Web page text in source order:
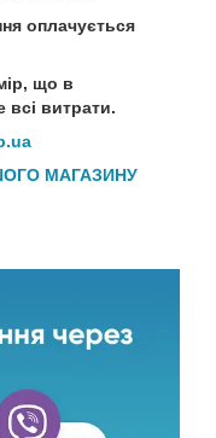
оплачується
що в
всі витрати.
МАГАЗИНУ